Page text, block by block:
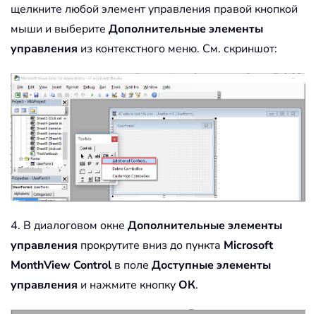
щелкните любой элемент управления правой кнопкой
мыши и выберите Дополнительные элементы
управления из контекстного меню. См. скриншот:
4. В диалоговом окне Дополнительные элементы
управления прокрутите вниз до пункта Microsoft
MonthView Control в поле Доступные элементы
управления и нажмите кнопкуОК.